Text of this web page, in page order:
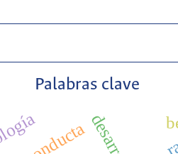
Palabras clave
conducta